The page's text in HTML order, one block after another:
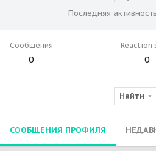
Последняя активность
Сообщения
0
Reaction
0
Найти
СООБЩЕНИЯ ПРОФИЛЯ